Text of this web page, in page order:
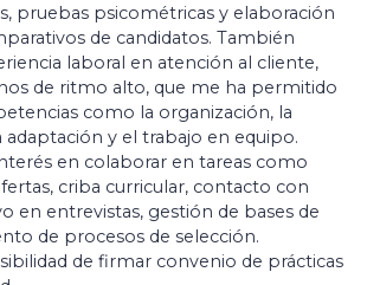
pruebas psicométricas y elaboración
de candidatos. También
laboral en atención al cliente,
de ritmo alto, que me ha permitido
como la organización, la
adaptación y el trabajo en equipo.
en colaborar en tareas como
criba curricular, contacto con
en entrevistas, gestión de bases de
de procesos de selección.
de firmar convenio de prácticas